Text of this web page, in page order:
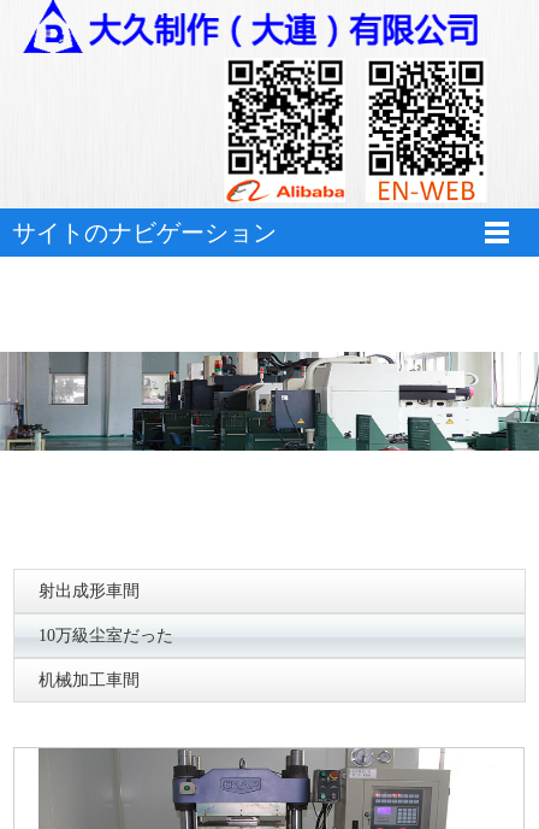
サイトのナビゲーション
射出成形車間
10万級尘室だった
机械加工車間